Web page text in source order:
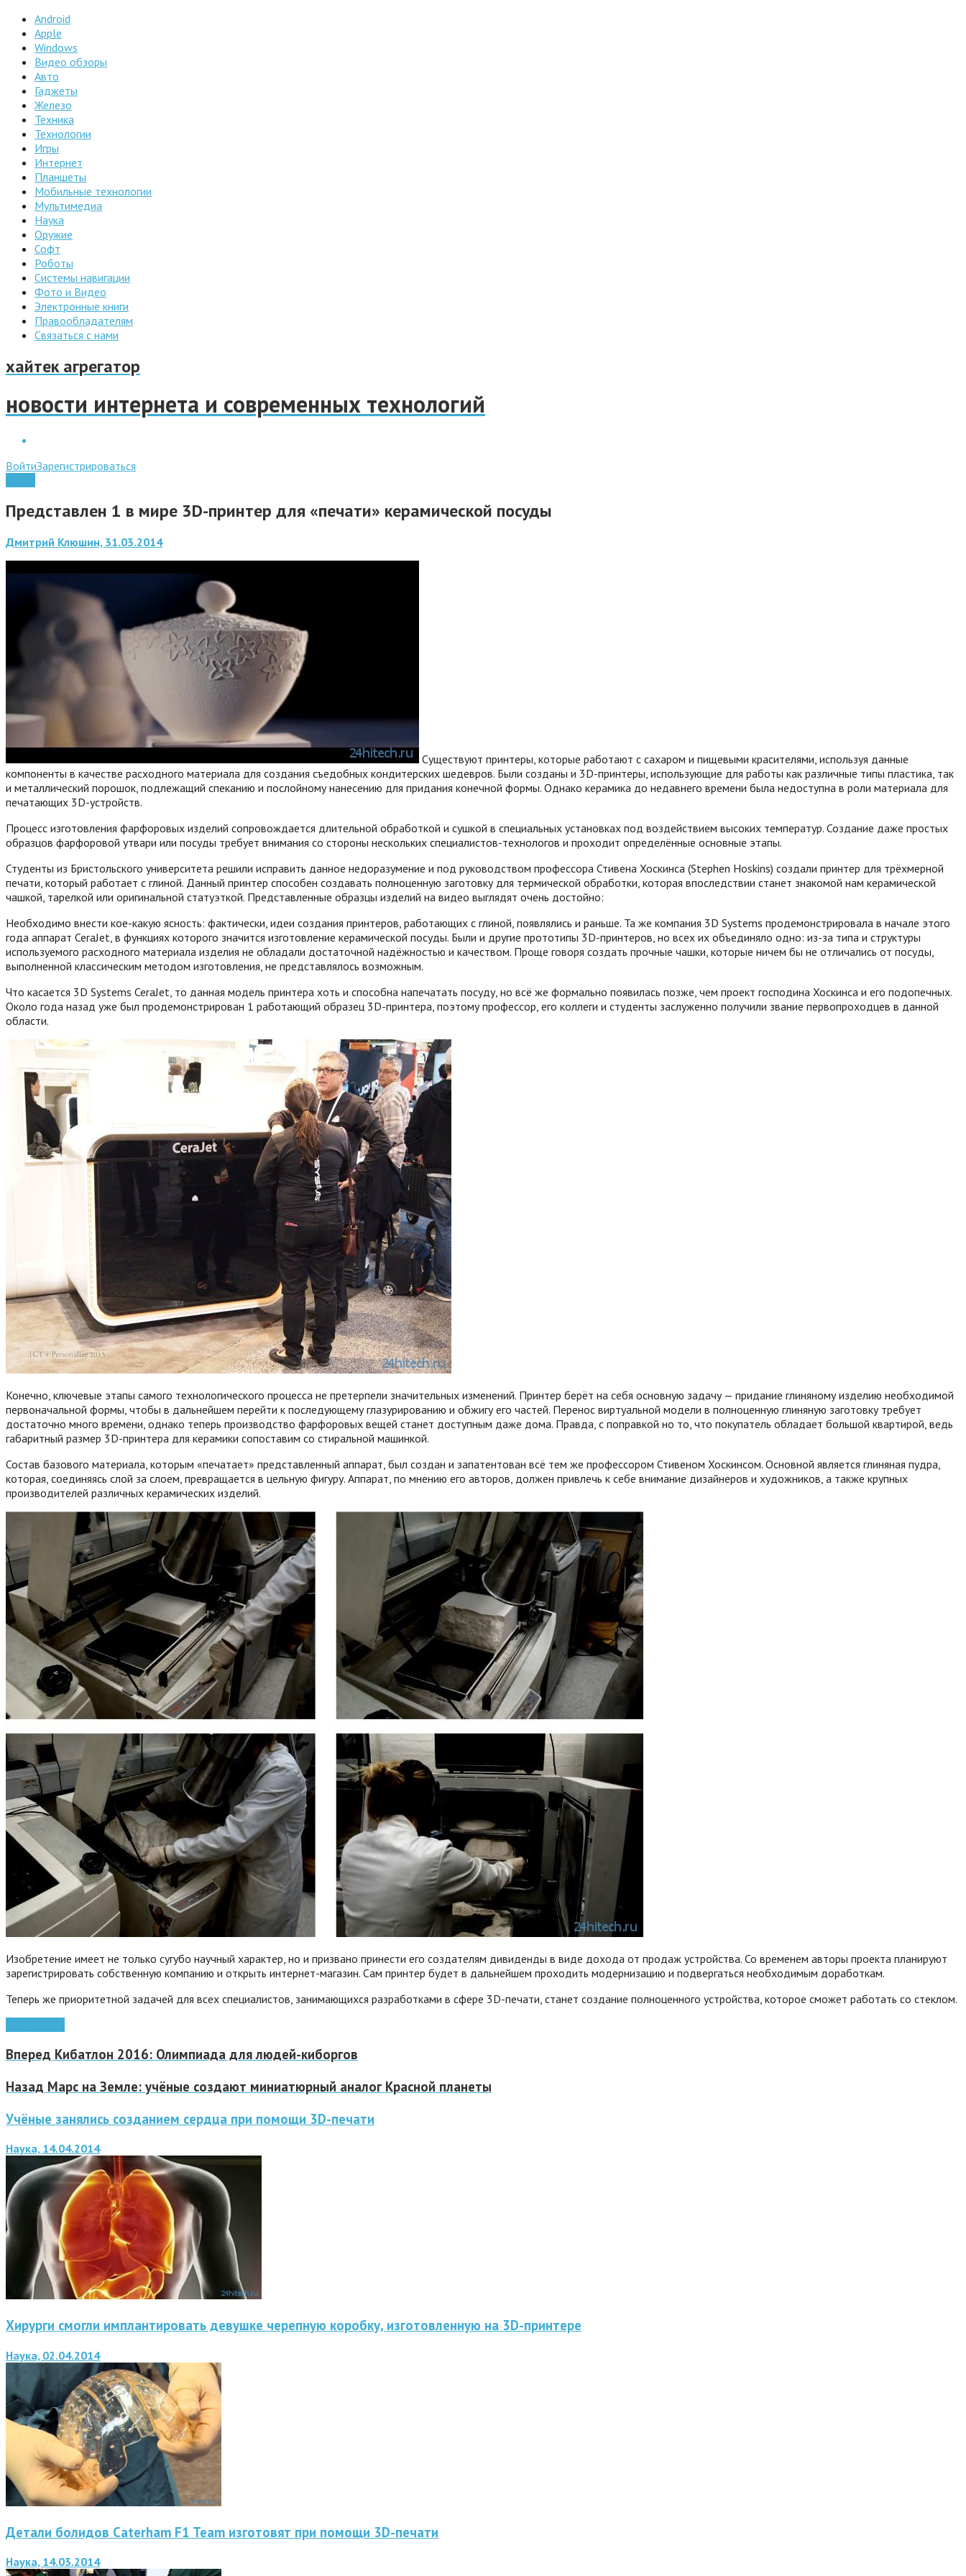
Android
Apple
Windows
Видео обзоры
Авто
Гаджеты
Железо
Техника
Технологии
Игры
Интернет
Планшеты
Мобильные технологии
Мультимедиа
Наука
Оружие
Софт
Роботы
Системы навигации
Фото и Видео
Электронные книги
Правообладателям
Связаться с нами
хайтек агрегатор
новости интернета и современных технологий
ВойтиЗарегистрироваться
Представлен 1 в мире 3D-принтер для «печати» керамической посуды
Дмитрий Клюшин, 31.03.2014
Существуют принтеры, которые работают с сахаром и пищевыми красителями, используя данные
компоненты в качестве расходного материала для создания съедобных кондитерских шедевров. Были созданы и 3D-принтеры, использующие для работы как различные типы пластика, так
и металлический порошок, подлежащий спеканию и послойному нанесению для придания конечной формы. Однако керамика до недавнего времени была недоступна в роли материала для
печатающих 3D-устройств.
Процесс изготовления фарфоровых изделий сопровождается длительной обработкой и сушкой в специальных установках под воздействием высоких температур. Создание даже простых
образцов фарфоровой утвари или посуды требует внимания со стороны нескольких специалистов-технологов и проходит определённые основные этапы.
Студенты из Бристольского университета решили исправить данное недоразумение и под руководством профессора Стивена Хоскинса (Stephen Hoskins) создали принтер для трёхмерной
печати, который работает с глиной. Данный принтер способен создавать полноценную заготовку для термической обработки, которая впоследствии станет знакомой нам керамической
чашкой, тарелкой или оригинальной статуэткой. Представленные образцы изделий на видео выглядят очень достойно:
Необходимо внести кое-какую ясность: фактически, идеи создания принтеров, работающих с глиной, появлялись и раньше. Та же компания 3D Systems продемонстрировала в начале этого
года аппарат CeraJet, в функциях которого значится изготовление керамической посуды. Были и другие прототипы 3D-принтеров, но всех их объединяло одно: из-за типа и структуры
используемого расходного материала изделия не обладали достаточной надёжностью и качеством. Проще говоря создать прочные чашки, которые ничем бы не отличались от посуды,
выполненной классическим методом изготовления, не представлялось возможным.
Что касается 3D Systems CeraJet, то данная модель принтера хоть и способна напечатать посуду, но всё же формально появилась позже, чем проект господина Хоскинса и его подопечных.
Около года назад уже был продемонстрирован 1 работающий образец 3D-принтера, поэтому профессор, его коллеги и студенты заслуженно получили звание первопроходцев в данной
области.
Конечно, ключевые этапы самого технологического процесса не претерпели значительных изменений. Принтер берёт на себя основную задачу — придание глиняному изделию необходимой
первоначальной формы, чтобы в дальнейшем перейти к последующему глазурированию и обжигу его частей. Перенос виртуальной модели в полноценную глиняную заготовку требует
достаточно много времени, однако теперь производство фарфоровых вещей станет доступным даже дома. Правда, с поправкой но то, что покупатель обладает большой квартирой, ведь
габаритный размер 3D-принтера для керамики сопоставим со стиральной машинкой.
Состав базового материала, которым «печатает» представленный аппарат, был создан и запатентован всё тем же профессором Стивеном Хоскинсом. Основной является глиняная пудра,
которая, соединяясь слой за слоем, превращается в цельную фигуру. Аппарат, по мнению его авторов, должен привлечь к себе внимание дизайнеров и художников, а также крупных
производителей различных керамических изделий.
Изобретение имеет не только сугубо научный характер, но и призвано принести его создателям дивиденды в виде дохода от продаж устройства. Со временем авторы проекта планируют
зарегистрировать собственную компанию и открыть интернет-магазин. Сам принтер будет в дальнейшем проходить модернизацию и подвергаться необходимым доработкам.
Теперь же приоритетной задачей для всех специалистов, занимающихся разработками в сфере 3D-печати, станет создание полноценного устройства, которое сможет работать со стеклом.
Вперед Кибатлон 2016: Олимпиада для людей-киборгов
Назад Марс на Земле: учёные создают миниатюрный аналог Красной планеты
Учёные занялись созданием сердца при помощи 3D-печати
Наука, 14.04.2014
Хирурги смогли имплантировать девушке черепную коробку, изготовленную на 3D-принтере
Наука, 02.04.2014
Детали болидов Caterham F1 Team изготовят при помощи 3D-печати
Наука, 14.03.2014